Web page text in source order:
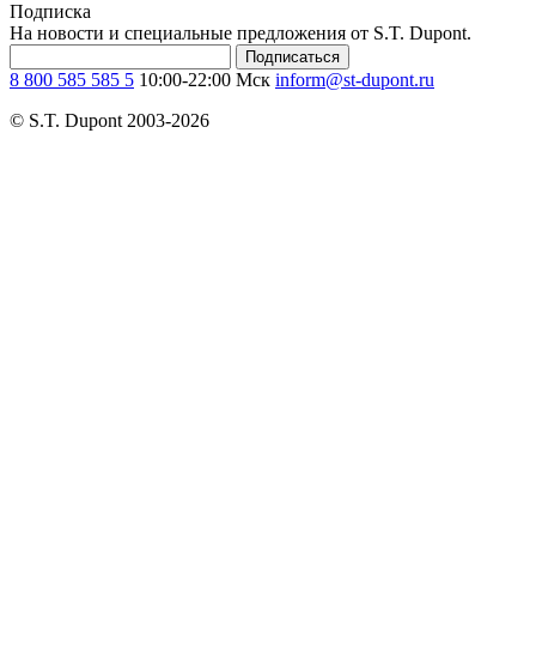
Подписка
На новости и специальные предложения от S.T. Dupont.
Подписаться
8 800 585 585 5 10:00-22:00 Мск inform@st-dupont.ru
© S.T. Dupont 2003-2026